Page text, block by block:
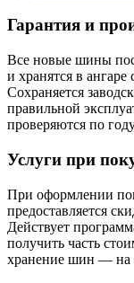
Гарантия и
Все новые шины
и хранятся в
Сохраняется
правильной
проверяются по
Услуги при
При оформлении
предоставляется
Действует
получить часть
хранение шин — на